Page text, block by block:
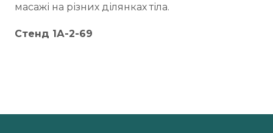
масажі на різних ділянках тіла.
Стенд 1А-2-69